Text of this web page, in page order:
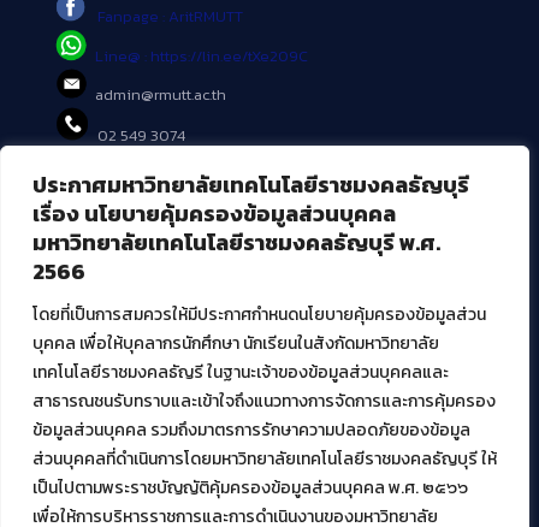
ประกาศมหาวิทยาลัยเทคโนโลยีราชมงคลธัญบุรี
เรื่อง นโยบายคุ้มครองข้อมูลส่วนบุคคล
มหาวิทยาลัยเทคโนโลยีราชมงคลธัญบุรี พ.ศ.
2566
โดยที่เป็นการสมควรให้มีประกาศกำหนดนโยบายคุ้มครองข้อมูลส่วน
บุคคล เพื่อให้บุคลากรนักศึกษา นักเรียนในสังกัดมหาวิทยาลัย
เทคโนโลยีราชมงคลธัญรี ในฐานะเจ้าของข้อมูลส่วนบุคคลและ
สาธารณชนรับทราบและเข้าใจถึงแนวทางการจัดการและการคุ้มครอง
ข้อมูลส่วนบุคคล รวมถึงมาตรการรักษาความปลอดภัยของข้อมูล
ส่วนบุคคลที่ดำเนินการโดยมหาวิทยาลัยเทคโนโลยีราชมงคลธัญบุรี ให้
เป็นไปตามพระราชบัญญัติคุ้มครองข้อมูลส่วนบุคคล พ.ศ. ๒๕๖๖
เพื่อให้การบริหารราชการและการดำเนินงานของมหาวิทยาลัย
Fanpage : AritRMUTT
Line@ : https://lin.ee/tXe209C
admin@rmutt.ac.th
02 549 3074
บริการอื่นๆ ของ สวส.
ศูนย์สื่อดิจิทัล
ศูนย์นวัตกรรมและความรู้
สมัยใหม่ (MoSeC)
งานบริการวิชาการให้กับหน่วยงานภายนอก
โครงการส่งเสริมและพัฒนาผู้ประกอบการ SME โดย. มทร.ธัญบุรี
กิจกรรมการเชื่อมโยงเครือข่ายผู้ให้บริการเครื่องจักรกลทางการ
เกษตร ภายใต้โครงการส่งเสริมการรแปรรูปสินค้าเกษตรระดับชุมชน